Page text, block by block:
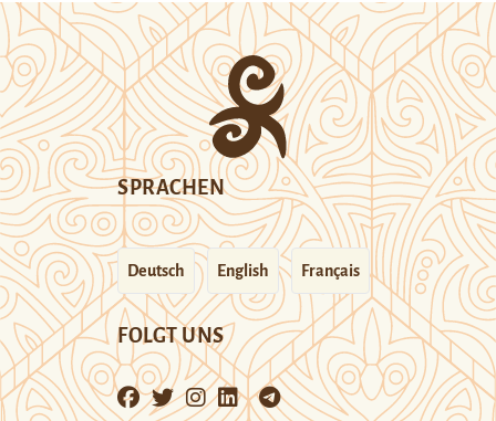
SPRACHEN
Deutsch English Français
FOLGT UNS